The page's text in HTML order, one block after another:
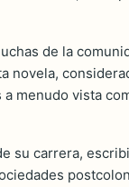
de la
novela,
menudo vista
su carrera,